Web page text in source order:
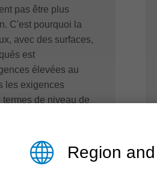
pas être plus
C'est pourquoi la
avec des surfaces,
est
élevées au
les exigences
de niveau de
qui obligent
de production de
Region